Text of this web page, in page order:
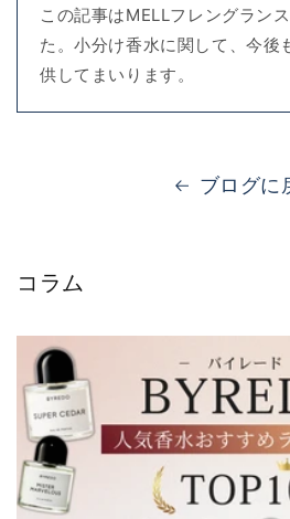
この記事はMELLフレングラン
た。小分け香水に関して、今後
供してまいります。
ブログに
コラム